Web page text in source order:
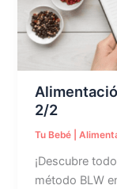
2/2
Tu Bebé |
¡Descubre
método BLW